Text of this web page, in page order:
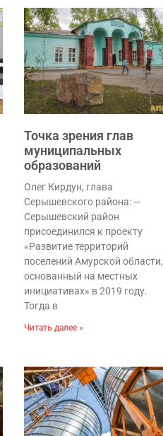
Точка зрения глав
муниципальных
образований
Олег Кирдун, глава
Серышевского района: —
Серышевский район
присоединился к проекту
«Развитие территорий
поселений Амурской области,
основанный на местных
инициативах» в 2019 году.
Тогда в
Читать далее »